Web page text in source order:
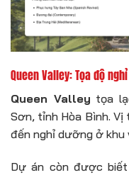
Queen Valley: Tọa độ
Queen Valley tọa
Sơn, tỉnh Hòa Bình.
đến nghỉ dưỡng ở khu
Dự án còn được